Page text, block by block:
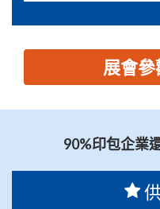
展會
90%印包企業